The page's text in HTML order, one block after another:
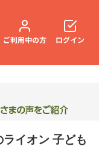
ご利用中の方 ログイン
ライオン 子ども